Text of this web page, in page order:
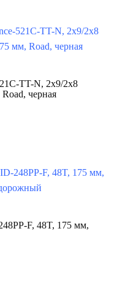
TT-N, 2x9/2х8
черная
F, 48T, 175 мм,